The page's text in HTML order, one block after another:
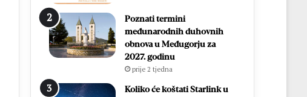
Poznati termini
međunarodnih duhovnih
obnova u Međugorju za
2027. godinu
prije 2 tjedna
Koliko će koštati Starlink u